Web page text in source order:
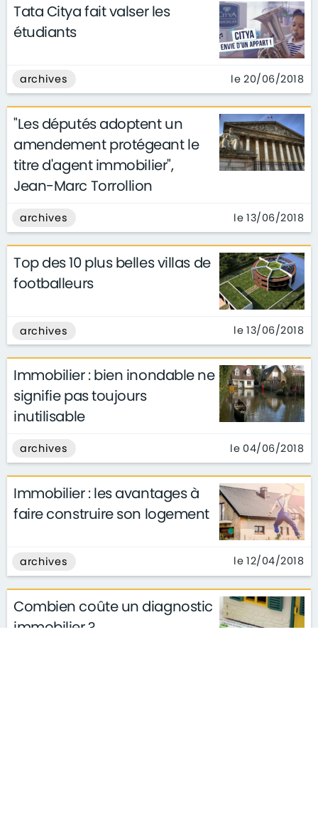
Tata Citya fait valser les
étudiants
archives le 20/06/2018
"Les députés adoptent un
amendement protégeant le
titre d'agent immobilier",
Jean-Marc Torrollion
archives le 13/06/2018
Top des 10 plus belles villas de
footballeurs
archives le 13/06/2018
Immobilier : bien inondable ne
signifie pas toujours
inutilisable
archives le 04/06/2018
Immobilier : les avantages à
faire construire son logement
archives le 12/04/2018
Combien coûte un diagnostic
immobilier ?